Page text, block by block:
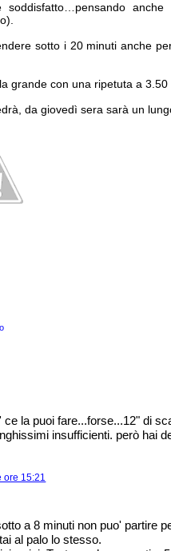
sotto i 20 minuti anche
grande con una ripetuta a
da giovedì sera sarà un
ce la puoi fare...forse...12" di
insufficienti. però hai
15:21
a 8 minuti non puo' partire
al palo lo stesso.